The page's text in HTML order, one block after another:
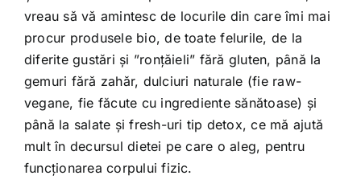
vreau să vă amintesc de locurile din care îmi mai
procur produsele bio, de toate felurile, de la
diferite gustări și ”ronțăieli” fără gluten, până la
gemuri fără zahăr, dulciuri naturale (fie raw-
vegane, fie făcute cu ingrediente sănătoase) și
până la salate și fresh-uri tip detox, ce mă ajută
mult în decursul dietei pe care o aleg, pentru
funcționarea corpului fizic.